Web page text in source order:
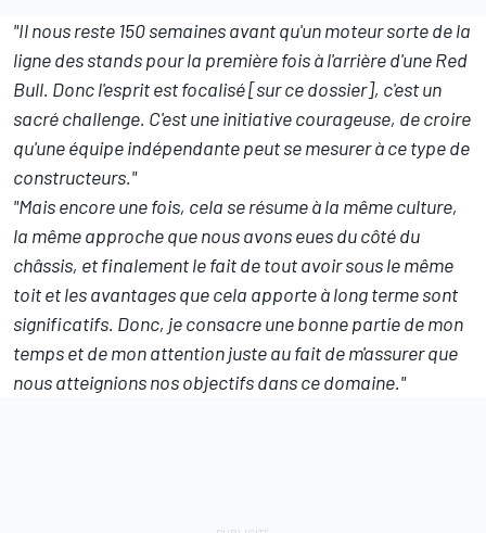
"Il nous reste 150 semaines avant qu'un moteur sorte de la
ligne des stands pour la première fois à l'arrière d'une Red
Bull. Donc l'esprit est focalisé [sur ce dossier], c'est un
sacré challenge. C'est une initiative courageuse, de croire
qu'une équipe indépendante peut se mesurer à ce type de
constructeurs."
"Mais encore une fois, cela se résume à la même culture,
la même approche que nous avons eues du côté du
châssis, et finalement le fait de tout avoir sous le même
toit et les avantages que cela apporte à long terme sont
significatifs. Donc, je consacre une bonne partie de mon
temps et de mon attention juste au fait de m'assurer que
nous atteignions nos objectifs dans ce domaine."